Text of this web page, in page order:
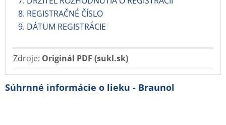
8. REGISTRAČNÉ ČÍSLO
9. DÁTUM REGISTRÁCIE
Zdroje: Originál PDF (sukl.sk)
Súhrnné informácie o lieku - Braunol